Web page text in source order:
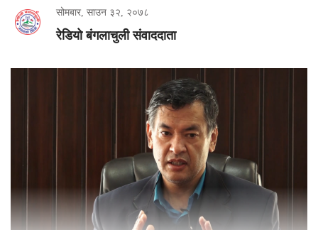
सोमबार, साउन ३२, २०७८
रेडियो बंगलाचुली संवाददाता